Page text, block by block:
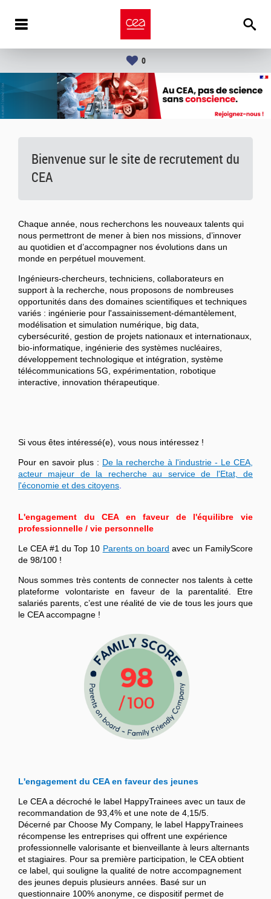
0
Bienvenue sur le site de recrutement du
CEA
Chaque année, nous recherchons les nouveaux talents qui
nous permettront de mener à bien nos missions, d’innover
au quotidien et d’accompagner nos évolutions dans un
monde en perpétuel mouvement.
Ingénieurs-chercheurs, techniciens, collaborateurs en
support à la recherche, nous proposons de nombreuses
opportunités dans des domaines scientifiques et techniques
variés : ingénierie pour l'assainissement-démantèlement,
modélisation et simulation numérique, big data,
cybersécurité, gestion de projets nationaux et internationaux,
bio-informatique, ingénierie des systèmes nucléaires,
développement technologique et intégration, système
télécommunications 5G, expérimentation, robotique
interactive, innovation thérapeutique.
Si vous êtes intéressé(e), vous nous intéressez !
Pour en savoir plus : De la recherche à l'industrie - Le CEA,
acteur majeur de la recherche au service de l'Etat, de
l'économie et des citoyens
L'engagement du CEA en faveur de l'équilibre vie
professionnelle / vie personnelle
Le CEA #1 du Top 10 Parents on board avec un FamilyScore
de 98/100 !
Nous sommes très contents de connecter nos talents à cette
plateforme volontariste en faveur de la parentalité. Etre
salariés parents, c’est une réalité de vie de tous les jours que
le CEA accompagne !
L'engagement du CEA en faveur des jeunes
Le CEA a décroché le label HappyTrainees avec un taux de
recommandation de 93,4% et une note de 4,15/5.
Décerné par Choose My Company, le label HappyTrainees
récompense les entreprises qui offrent une expérience
professionnelle valorisante et bienveillante à leurs alternants
et stagiaires. Pour sa première participation, le CEA obtient
ce label, qui souligne la qualité de notre accompagnement
des jeunes depuis plusieurs années. Basé sur un
questionnaire 100% anonyme, ce dispositif permet de